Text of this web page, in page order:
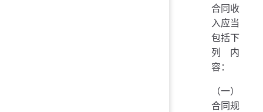
合同收
入应当
包括下
列内
容：
（一）
合同规